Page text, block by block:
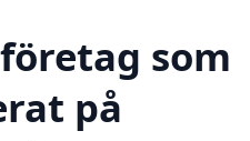
som
på